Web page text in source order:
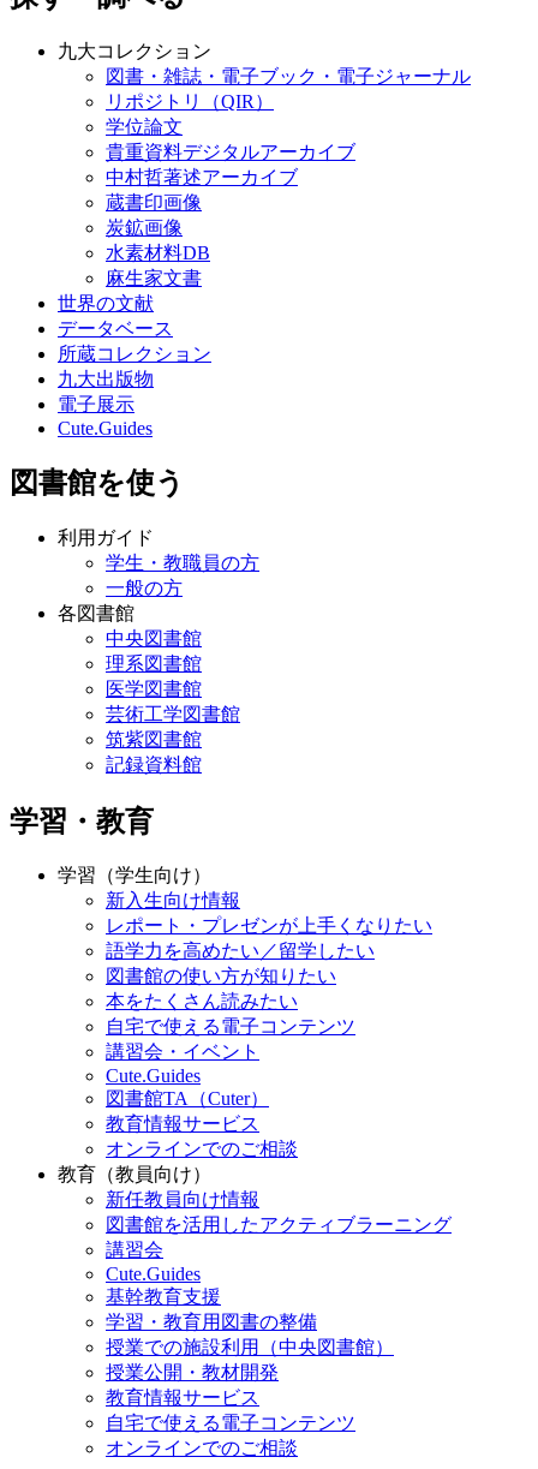
九大コレクション
図書・雑誌・電子ブック・電子ジャーナル
リポジトリ（QIR）
学位論文
貴重資料デジタルアーカイブ
中村哲著述アーカイブ
蔵書印画像
炭鉱画像
水素材料DB
麻生家文書
世界の文献
データベース
所蔵コレクション
九大出版物
電子展示
Cute.Guides
図書館を使う
利用ガイド
学生・教職員の方
一般の方
各図書館
中央図書館
理系図書館
医学図書館
芸術工学図書館
筑紫図書館
記録資料館
学習・教育
学習（学生向け）
新入生向け情報
レポート・プレゼンが上手くなりたい
語学力を高めたい／留学したい
図書館の使い方が知りたい
本をたくさん読みたい
自宅で使える電子コンテンツ
講習会・イベント
Cute.Guides
図書館TA（Cuter）
教育情報サービス
オンラインでのご相談
教育（教員向け）
新任教員向け情報
図書館を活用したアクティブラーニング
講習会
Cute.Guides
基幹教育支援
学習・教育用図書の整備
授業での施設利用（中央図書館）
授業公開・教材開発
教育情報サービス
自宅で使える電子コンテンツ
オンラインでのご相談